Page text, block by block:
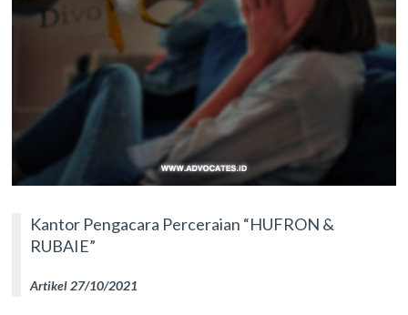
Kantor Pengacara Perceraian “HUFRON &
RUBAIE”
Artikel 27/10/2021